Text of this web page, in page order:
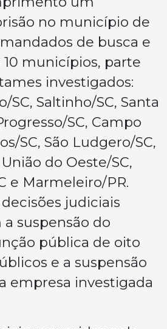
no município de
de busca e
municípios, parte
investigados:
SC, Saltinho/SC, Santa
SC, Campo
SC, São Ludgero/SC,
do Oeste/SC,
e Marmeleiro/PR.
judiciais
suspensão do
pública de oito
e a suspensão
empresa investigada